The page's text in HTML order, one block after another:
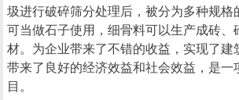
圾进行破碎筛分处理后，被分为多种规格
可当做石子使用，细骨料可以生产成砖、
材。为企业带来了不错的收益，实现了建
带来了良好的经济效益和社会效益，是一
目。